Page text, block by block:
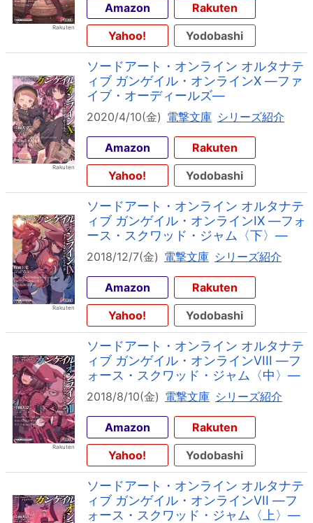
Amazon
Rakuten
Yahoo!
Yodobashi
ソードアート・オンライン オルタナテ
ィブ ガンゲイル・オンラインX ―ファ
イブ・オーディールズ―
2020/4/10(金) 電撃文庫 シリーズ紹介
Amazon
Rakuten
Yahoo!
Yodobashi
ソードアート・オンライン オルタナテ
ィブ ガンゲイル・オンラインIX ―フォ
ース・スクワッド・ジャム〈下〉―
2018/12/7(金) 電撃文庫 シリーズ紹介
Amazon
Rakuten
Yahoo!
Yodobashi
ソードアート・オンライン オルタナテ
ィブ ガンゲイル・オンラインVIII ―フ
ォース・スクワッド・ジャム〈中〉―
2018/8/10(金) 電撃文庫 シリーズ紹介
Amazon
Rakuten
Yahoo!
Yodobashi
ソードアート・オンライン オルタナテ
ィブ ガンゲイル・オンラインVII ―フ
ォース・スクワッド・ジャム〈上〉―